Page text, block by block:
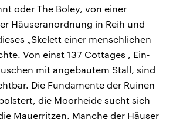
oder The Boley, von einer
Häuseranordnung in Reih und
„Skelett einer menschlichen
Von einst 137 Cottages , Ein-
mit angebautem Stall, sind
Die Fundamente der Ruinen
die Moorheide sucht sich
Mauerritzen. Manche der Häuser